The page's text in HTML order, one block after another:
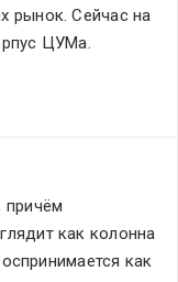
рынок. Сейчас на
ЦУМа.
причём
как колонна
как